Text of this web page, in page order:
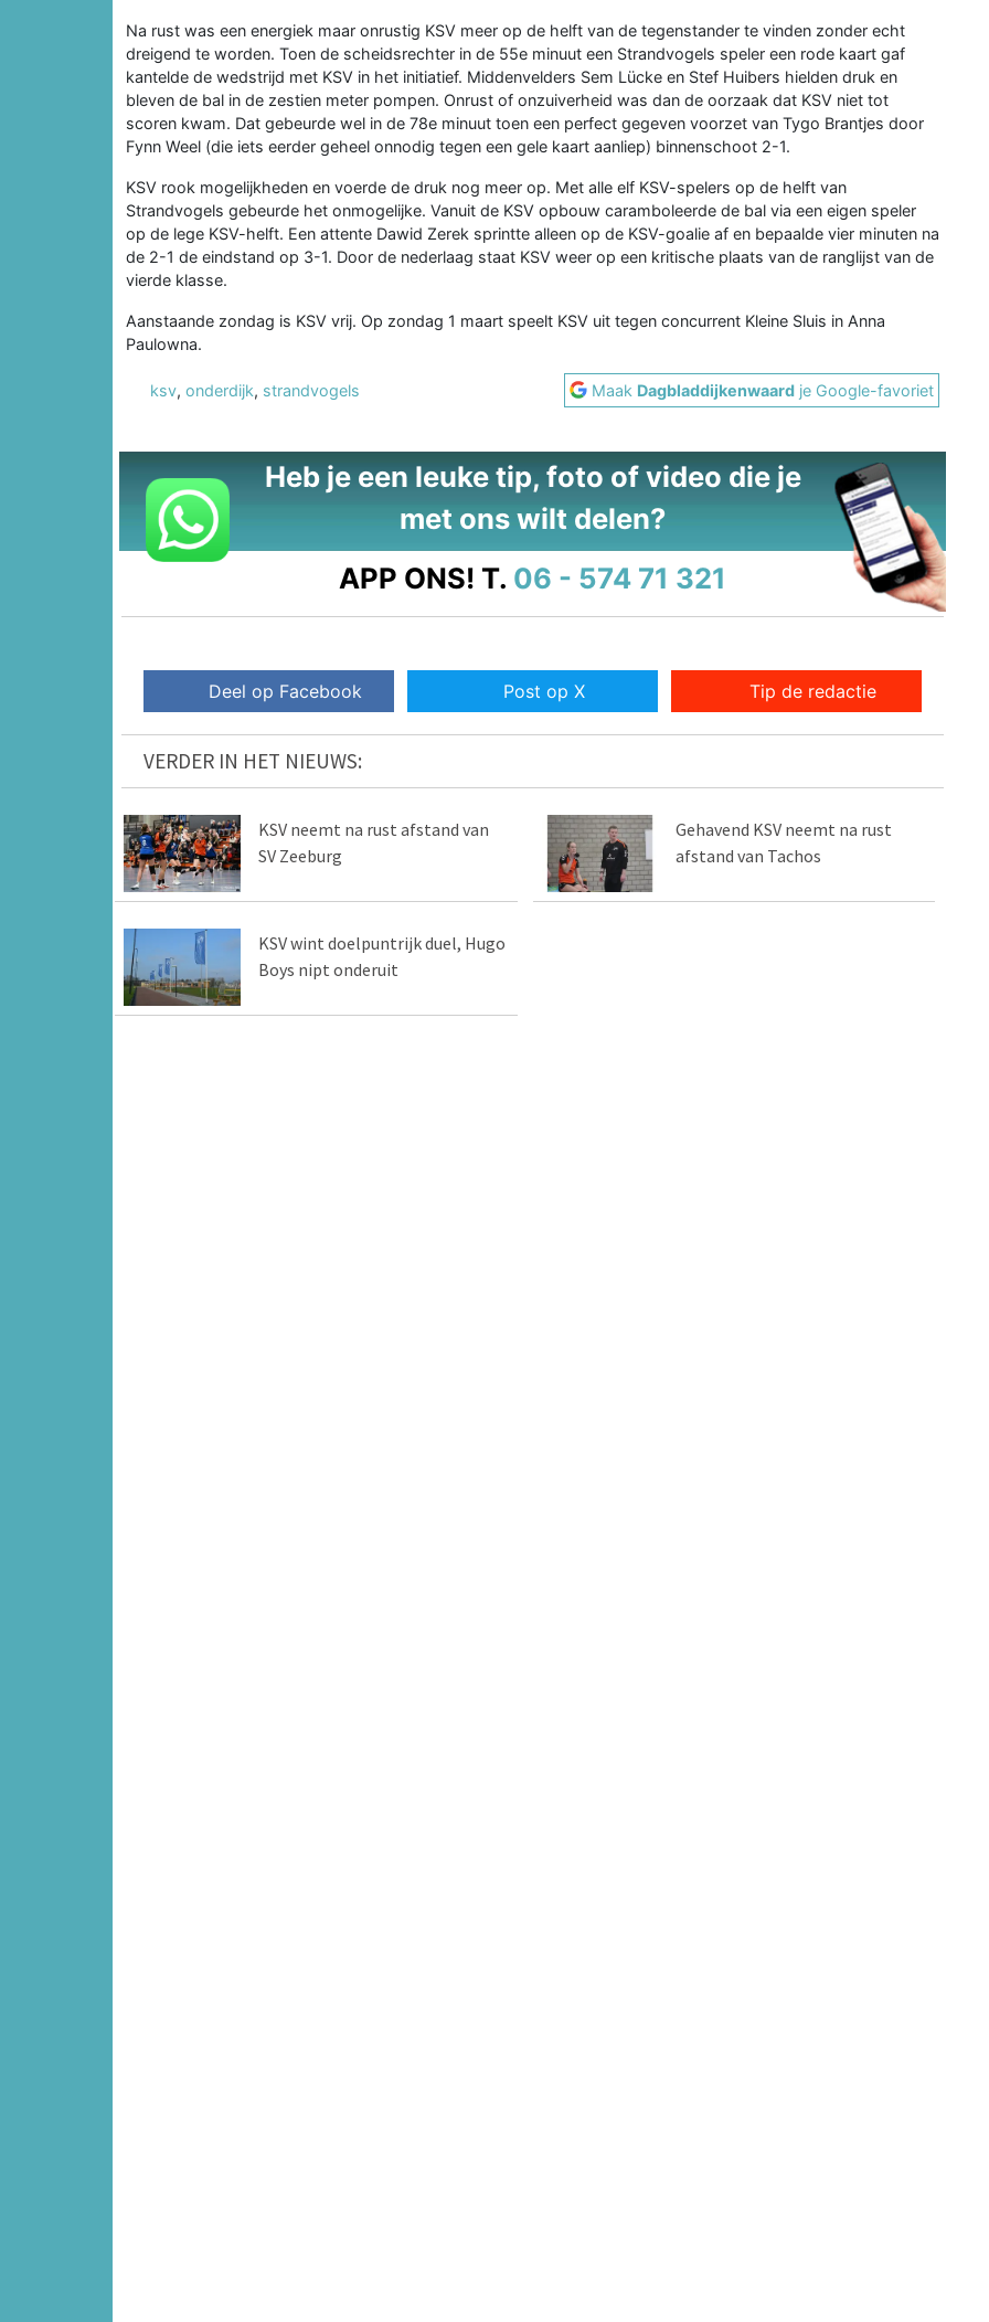
Na rust was een energiek maar onrustig KSV meer op de helft van de tegenstander te vinden zonder echt
dreigend te worden. Toen de scheidsrechter in de 55e minuut een Strandvogels speler een rode kaart gaf
kantelde de wedstrijd met KSV in het initiatief. Middenvelders Sem Lücke en Stef Huibers hielden druk en
bleven de bal in de zestien meter pompen. Onrust of onzuiverheid was dan de oorzaak dat KSV niet tot
scoren kwam. Dat gebeurde wel in de 78e minuut toen een perfect gegeven voorzet van Tygo Brantjes door
Fynn Weel (die iets eerder geheel onnodig tegen een gele kaart aanliep) binnenschoot 2-1.
KSV rook mogelijkheden en voerde de druk nog meer op. Met alle elf KSV-spelers op de helft van
Strandvogels gebeurde het onmogelijke. Vanuit de KSV opbouw caramboleerde de bal via een eigen speler
op de lege KSV-helft. Een attente Dawid Zerek sprintte alleen op de KSV-goalie af en bepaalde vier minuten na
de 2-1 de eindstand op 3-1. Door de nederlaag staat KSV weer op een kritische plaats van de ranglijst van de
vierde klasse.
Aanstaande zondag is KSV vrij. Op zondag 1 maart speelt KSV uit tegen concurrent Kleine Sluis in Anna
Paulowna.
ksv, onderdijk, strandvogels Maak Dagbladdijkenwaard je Google-favoriet
Heb je een leuke tip, foto of video die je
met ons wilt delen?
APP ONS! T. 06 - 574 71 321
Deel op Facebook Post op X Tip de redactie
VERDER IN HET NIEUWS:
KSV neemt na rust afstand van
SV Zeeburg
Gehavend KSV neemt na rust
afstand van Tachos
KSV wint doelpuntrijk duel, Hugo
Boys nipt onderuit